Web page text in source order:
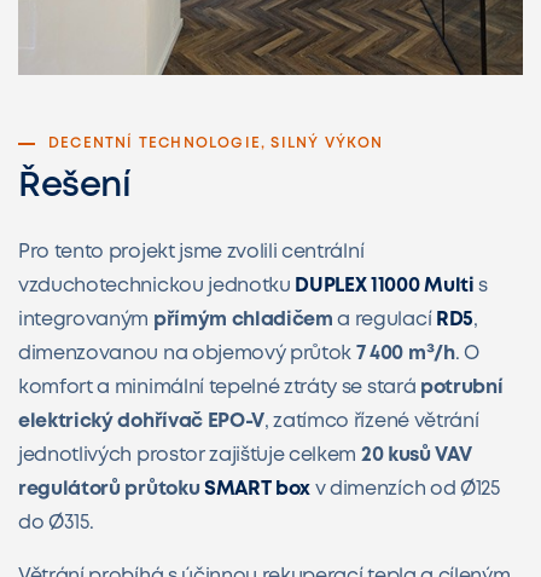
DECENTNÍ TECHNOLOGIE, SILNÝ VÝKON
Řešení
Pro tento projekt jsme zvolili centrální
vzduchotechnickou jednotku DUPLEX 11000 Multi s
integrovaným přímým chladičem a regulací RD5,
dimenzovanou na objemový průtok 7 400 m³/h. O
komfort a minimální tepelné ztráty se stará potrubní
elektrický dohřívač EPO-V, zatímco řízené větrání
jednotlivých prostor zajišťuje celkem 20 kusů VAV
regulátorů průtoku SMART box v dimenzích od Ø125
do Ø315.